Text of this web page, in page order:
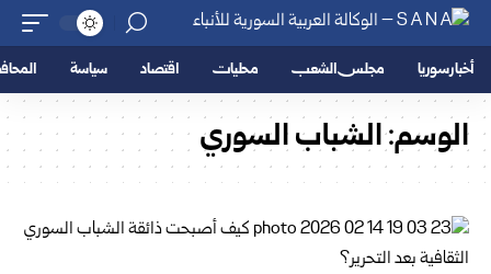
أخبار سوريا مجلس الشعب محليات اقتصاد سياسة
الوسم:الشباب السوري